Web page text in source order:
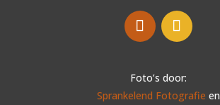
Foto’s door:
Sprankelend Fotografie en